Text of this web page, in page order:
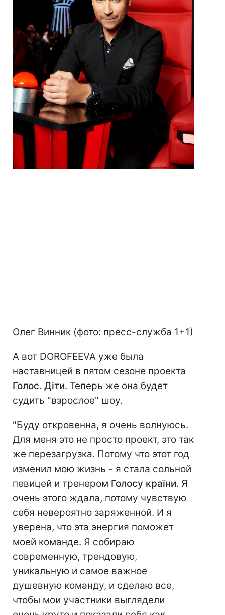
Олег Винник (фото: пресс-служба 1+1)
А вот DOROFEEVA уже была
наставницей в пятом сезоне проекта
Голос. Діти. Теперь же она будет
судить "взрослое" шоу.
"Буду откровенна, я очень волнуюсь.
Для меня это не просто проект, это так
же перезагрузка. Потому что этот год
изменил мою жизнь - я стала сольной
певицей и тренером Голосу країни. Я
очень этого ждала, потому чувствую
себя невероятно заряженной. И я
уверена, что эта энергия поможет
моей команде. Я собираю
современную, трендовую,
уникальную и самое важное
душевную команду, и сделаю все,
чтобы мои участники выглядели